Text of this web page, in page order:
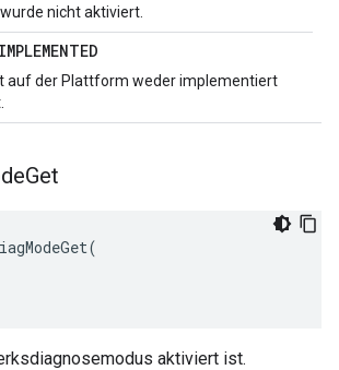
nicht aktiviert.
IMPLEMENTED
auf der Plattform weder implementiert
Get
(
aktiviert ist.